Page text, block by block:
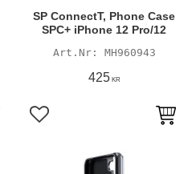
SP ConnectT, Phone Case
SPC+ iPhone 12 Pro/12
MH960943
425KR
Lägg till i favoriter